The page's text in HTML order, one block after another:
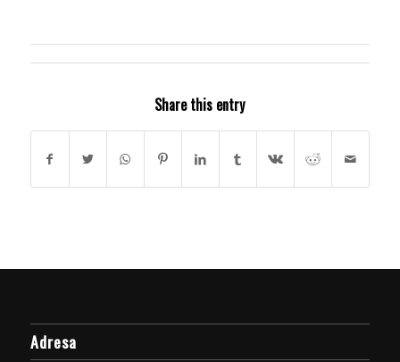
Share this entry
Adresa